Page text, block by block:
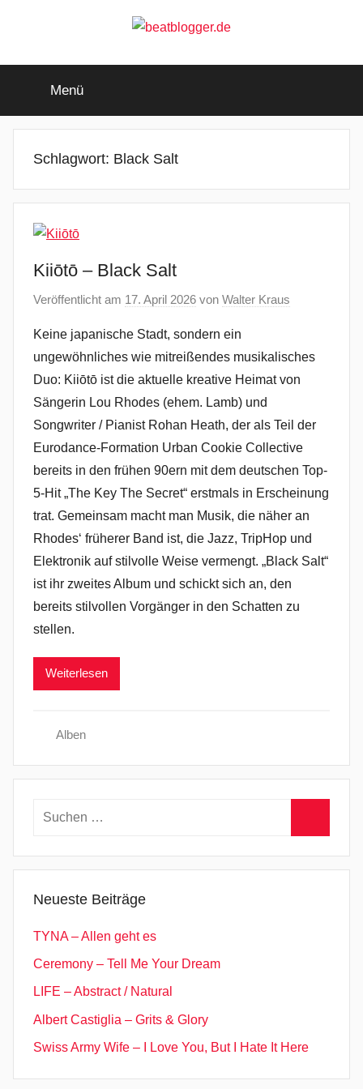
beatblogger.de
beat
goes
Menü
Schlagwort: Black Salt
Kiiōtō – Black Salt
Veröffentlicht am 17. April 2026 von Walter Kraus
Keine japanische Stadt, sondern ein
ungewöhnliches wie mitreißendes musikalisches
Duo: Kiiōtō ist die aktuelle kreative Heimat von
Sängerin Lou Rhodes (ehem. Lamb) und
Songwriter / Pianist Rohan Heath, der als Teil der
Eurodance-Formation Urban Cookie Collective
bereits in den frühen 90ern mit dem deutschen Top-
5-Hit „The Key The Secret“ erstmals in Erscheinung
trat. Gemeinsam macht man Musik, die näher an
Rhodes‘ früherer Band ist, die Jazz, TripHop und
Elektronik auf stilvolle Weise vermengt. „Black Salt“
ist ihr zweites Album und schickt sich an, den
bereits stilvollen Vorgänger in den Schatten zu
stellen.
Weiterlesen
Alben
Suchen
Neueste Beiträge
TYNA – Allen geht es
Ceremony – Tell Me Your Dream
LIFE – Abstract / Natural
Albert Castiglia – Grits & Glory
Swiss Army Wife – I Love You, But I Hate It Here